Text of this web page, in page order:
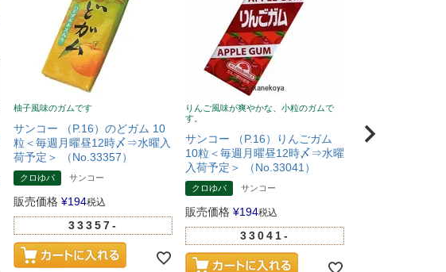
柚子風味のガムです
サンコー （P.16）のどガム 10
粒＜毎週月曜昼12時〆⇒水曜入
荷予定＞ （No.33357）
クロゆパ サンコー
販売価格 ¥194税込
33357-
りんご風味が爽やかな、小粒のガムで
す。
サンコー （P.16）りんごガム
10粒＜毎週月曜昼12時〆⇒水曜
入荷予定＞ （No.33041）
クロゆパ サンコー
販売価格 ¥194税込
33041-
サンコー （P.16